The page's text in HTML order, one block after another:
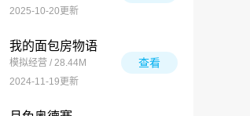
2025-10-20更新
我的面包房物语
模拟经营 / 28.44M
2024-11-19更新
查看